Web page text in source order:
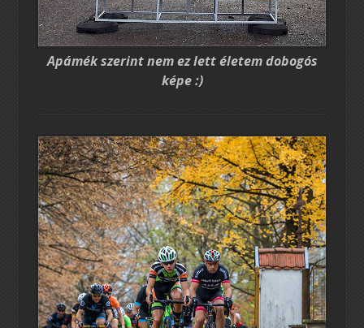
Apámék szerint nem ez lett életem dobogós
képe :)